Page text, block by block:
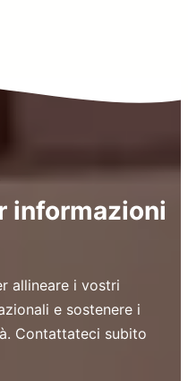
informazioni
allineare i vostri
e sostenere i
Contattateci subito